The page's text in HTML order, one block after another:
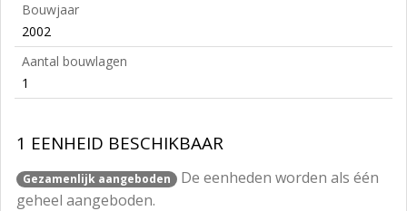
Bouwjaar
2002
Aantal bouwlagen
1
1 EENHEID BESCHIKBAAR
Gezamenlijk aangeboden
De eenheden worden als één
geheel aangeboden.